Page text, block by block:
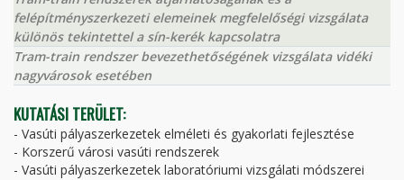
felépítményszerkezeti elemeinek megfelelőségi vizsgálata
különös tekintettel a sín-kerék kapcsolatra
Tram-train rendszer bevezethetőségének vizsgálata vidéki
nagyvárosok esetében
KUTATÁSI TERÜLET:
- Vasúti pályaszerkezetek elméleti és gyakorlati fejlesztése
- Korszerű városi vasúti rendszerek
- Vasúti pályaszerkezetek laboratóriumi vizsgálati módszerei